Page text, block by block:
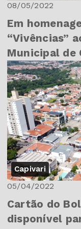
08/05/2022
Em
“Vivências”
Municipal de
mês de maio
Capivari
05/04/2022
Cartão do
disponível